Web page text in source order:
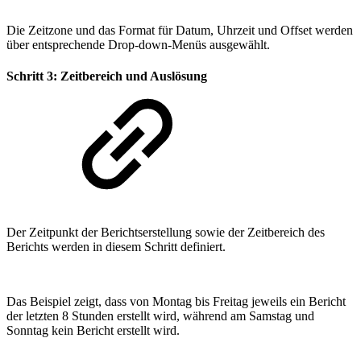
Die Zeitzone und das Format für Datum, Uhrzeit und Offset werden
über entsprechende Drop-down-Menüs ausgewählt.
Schritt 3: Zeitbereich und Auslösung
Der Zeitpunkt der Berichtserstellung sowie der Zeitbereich des
Berichts werden in diesem Schritt definiert.
Das Beispiel zeigt, dass von Montag bis Freitag jeweils ein Bericht
der letzten 8 Stunden erstellt wird, während am Samstag und
Sonntag kein Bericht erstellt wird.